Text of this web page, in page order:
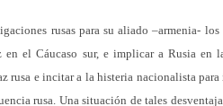
rusas para su aliado –armenia-
en el Cáucaso sur, e implicar a Rusia
rusa e incitar a la histeria nacionalista
rusa. Una situación de tales